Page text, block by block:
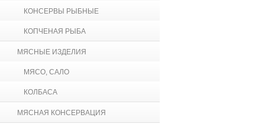
КОНСЕРВЫ РЫБНЫЕ
КОПЧЕНАЯ РЫБА
МЯСНЫЕ ИЗДЕЛИЯ
МЯСО, САЛО
КОЛБАСА
МЯСНАЯ КОНСЕРВАЦИЯ